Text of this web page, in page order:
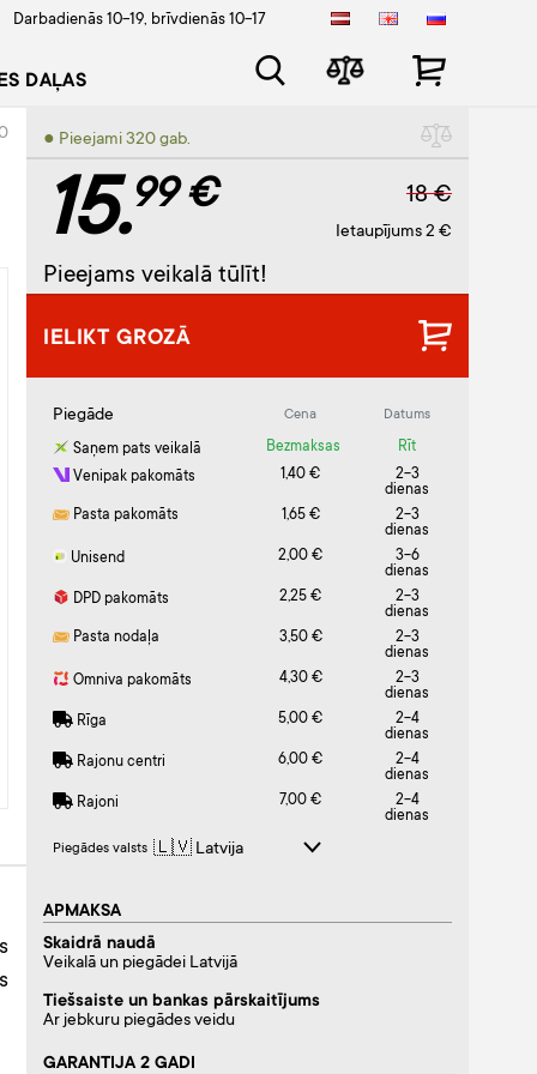
Darbadienās 10-19, brīvdienās 10-17
DAĻAS
● Pieejami 320 gab.
15.99 € 18 €
Ietaupījums 2 €
Pieejams veikalā tūlīt!
IELIKT GROZĀ
Piegāde Cena Datums
Saņem pats veikalā Bezmaksas
Rīt
Venipak pakomāts
1,40 €
2-3
dienas
Pasta pakomāts
1,65 €
2-3
dienas
Unisend
2,00 €
3-6
dienas
DPD pakomāts
2,25 €
2-3
dienas
Pasta nodaļa
3,50 €
2-3
dienas
Omniva pakomāts
4,30 €
2-3
dienas
Rīga
5,00 €
2-4
dienas
Rajonu centri
6,00 €
2-4
dienas
Rajoni
7,00 €
2-4
dienas
Piegādes valsts
APMAKSA
Skaidrā naudā
Veikalā un piegādei Latvijā
Tiešsaiste un bankas pārskaitījums
Ar jebkuru piegādes veidu
GARANTIJA 2 GADI